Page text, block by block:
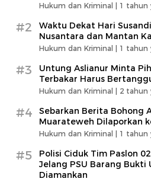
Hukum dan Kriminal | 1 tahun
#2
Waktu Dekat Hari
Nusantara dan Mantan
Hukum dan Kriminal | 1 tahun
#3
Untung Aslianur Minta
Terbakar Harus
Hukum dan Kriminal | 2 tahun
#4
Sebarkan Berita Bohong
Muarateweh Dilaporkan
Hukum dan Kriminal | 1 tahun
#5
Polisi Ciduk Tim Paslon
Jelang PSU Barang Bukti
Diamankan